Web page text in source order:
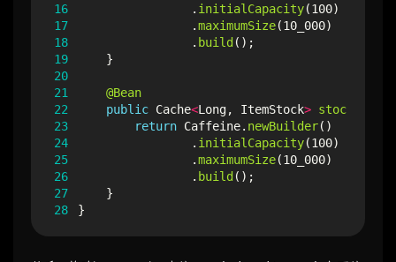
16
17
18
19
20
21
22
23
24
25
26
27
28
. initialCapacity(100)
.maximumSize(10_000)
. build ();
}
@Bean
public Cache<Long, ItemStock> stockCache
return Caffeine. newBuilder()
. initialCapacity(100)
.maximumSize(10_000)
. build ();
}
}